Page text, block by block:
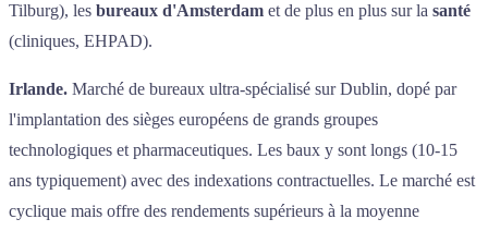
Tilburg), les bureaux d'Amsterdam et de plus en plus sur la santé
(cliniques, EHPAD).
Irlande. Marché de bureaux ultra-spécialisé sur Dublin, dopé par
l'implantation des sièges européens de grands groupes
technologiques et pharmaceutiques. Les baux y sont longs (10-15
ans typiquement) avec des indexations contractuelles. Le marché est
cyclique mais offre des rendements supérieurs à la moyenne